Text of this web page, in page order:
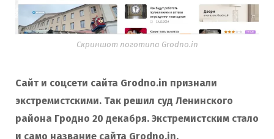
Скриншот логотипа Grodno.in
Сайт и соцсети сайта Grodno.in признали
экстремистскими. Так решил суд Ленинского
района Гродно 20 декабря. Экстремистским стало
и само название сайта Grodno.in.